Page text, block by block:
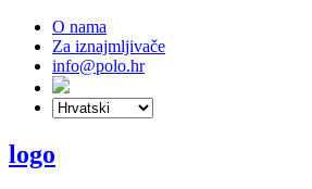
O nama
Za iznajmljivače
info@polo.hr
logo